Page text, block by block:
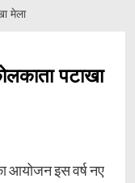
मेला
पटाखा
आयोजन इस वर्ष नए